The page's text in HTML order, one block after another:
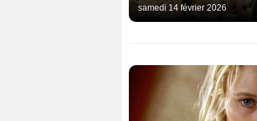
samedi 14 février 2026